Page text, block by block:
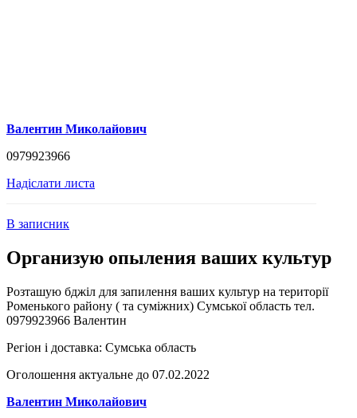
Валентин Миколайович
0979923966
Надіслати листа
В записник
Организую опыления ваших культур
Розташую бджіл для запилення ваших культур на території
Роменького району ( та суміжних) Сумської область тел.
0979923966 Валентин
Регіон і доставка: Сумська область
Оголошення актуальне до 07.02.2022
Валентин Миколайович